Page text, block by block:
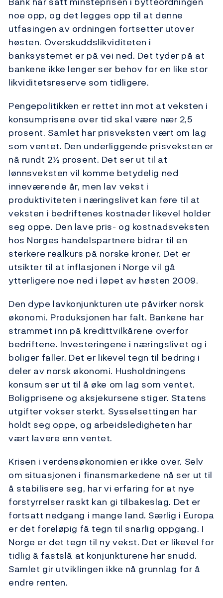
noe opp, og det legges opp til at denne
utfasingen av ordningen fortsetter utover
høsten. Overskuddslikviditeten i
banksystemet er på vei ned. Det tyder på at
bankene ikke lenger ser behov for en like stor
likviditetsreserve som tidligere.
Pengepolitikken er rettet inn mot at veksten i
konsumprisene over tid skal være nær 2,5
prosent. Samlet har prisveksten vært om lag
som ventet. Den underliggende prisveksten er
nå rundt 2½ prosent. Det ser ut til at
lønnsveksten vil komme betydelig ned
inneværende år, men lav vekst i
produktiviteten i næringslivet kan føre til at
veksten i bedriftenes kostnader likevel holder
seg oppe. Den lave pris- og kostnadsveksten
hos Norges handelspartnere bidrar til en
sterkere realkurs på norske kroner. Det er
utsikter til at inflasjonen i Norge vil gå
ytterligere noe ned i løpet av høsten 2009.
Den dype lavkonjunkturen ute påvirker norsk
økonomi. Produksjonen har falt. Bankene har
strammet inn på kredittvilkårene overfor
bedriftene. Investeringene i næringslivet og i
boliger faller. Det er likevel tegn til bedring i
deler av norsk økonomi. Husholdningens
konsum ser ut til å øke om lag som ventet.
Boligprisene og aksjekursene stiger. Statens
utgifter vokser sterkt. Sysselsettingen har
holdt seg oppe, og arbeidsledigheten har
vært lavere enn ventet.
Krisen i verdensøkonomien er ikke over. Selv
om situasjonen i finansmarkedene nå ser ut til
å stabilisere seg, har vi erfaring for at nye
forstyrrelser raskt kan gi tilbakeslag. Det er
fortsatt nedgang i mange land. Særlig i Europa
er det foreløpig få tegn til snarlig oppgang. I
Norge er det tegn til ny vekst. Det er likevel for
tidlig å fastslå at konjunkturene har snudd.
Samlet gir utviklingen ikke nå grunnlag for å
endre renten.